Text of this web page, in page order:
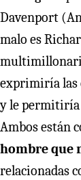
Davenport
malo es
exprimiría las
y le permitiría
Ambos están
hombre que
relacionadas